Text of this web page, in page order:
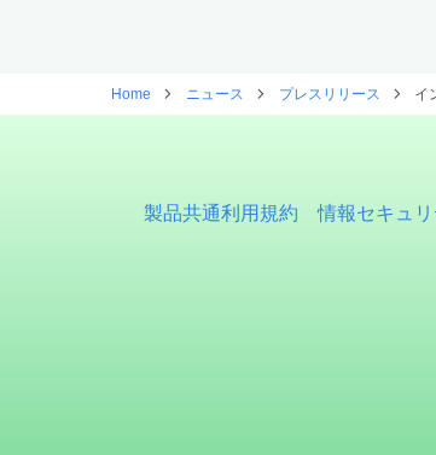
Home ニュース プレスリリース イ
製品共通利用規約 情報セキュ